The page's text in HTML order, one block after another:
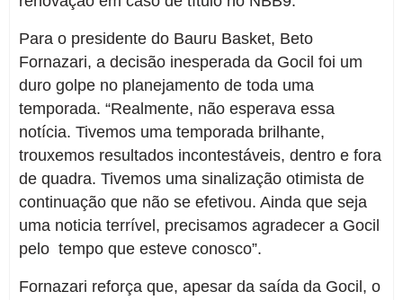
Para o presidente do Bauru Basket, Beto
Fornazari, a decisão inesperada da Gocil foi um
duro golpe no planejamento de toda uma
temporada. “Realmente, não esperava essa
notícia. Tivemos uma temporada brilhante,
trouxemos resultados incontestáveis, dentro e fora
de quadra. Tivemos uma sinalização otimista de
continuação que não se efetivou. Ainda que seja
uma noticia terrível, precisamos agradecer a Gocil
pelo tempo que esteve conosco”.
Fornazari reforça que, apesar da saída da Gocil, o